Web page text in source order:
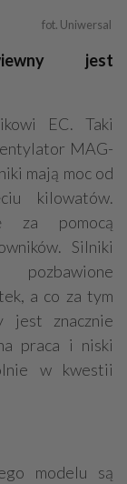
fot. Uniwersal
jest
EC. Taki
MAG-
mają moc od
kilowatów.
za pomocą
Silniki
pozbawione
a co za tym
jest znacznie
praca i niski
w kwestii
modelu są